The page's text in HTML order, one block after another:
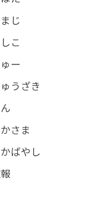
じ
こ
ー
うざき
さま
ばやし